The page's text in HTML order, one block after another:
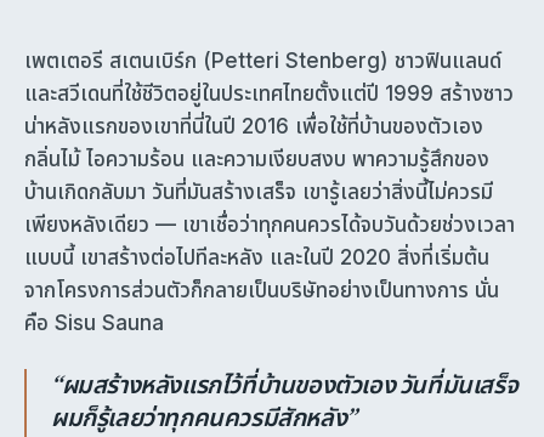
เพตเตอรี สเตนเบิร์ก (Petteri Stenberg) ชาวฟินแลนด์
และสวีเดนที่ใช้ชีวิตอยู่ในประเทศไทยตั้งแต่ปี 1999 สร้างซาว
น่าหลังแรกของเขาที่นี่ในปี 2016 เพื่อใช้ที่บ้านของตัวเอง
กลิ่นไม้ ไอความร้อน และความเงียบสงบ พาความรู้สึกของ
บ้านเกิดกลับมา วันที่มันสร้างเสร็จ เขารู้เลยว่าสิ่งนี้ไม่ควรมี
เพียงหลังเดียว — เขาเชื่อว่าทุกคนควรได้จบวันด้วยช่วงเวลา
แบบนี้ เขาสร้างต่อไปทีละหลัง และในปี 2020 สิ่งที่เริ่มต้น
จากโครงการส่วนตัวก็กลายเป็นบริษัทอย่างเป็นทางการ นั่น
คือ Sisu Sauna
“ผมสร้างหลังแรกไว้ที่บ้านของตัวเอง วันที่มันเสร็จ
ผมก็รู้เลยว่าทุกคนควรมีสักหลัง”